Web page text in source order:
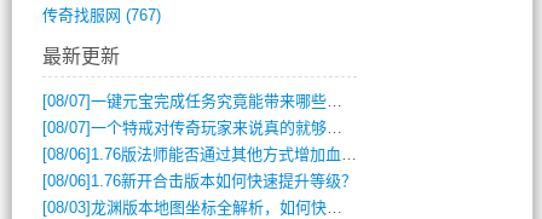
传奇找服网 (767)
最新更新
[08/07]一键元宝完成任务究竟能带来哪些超值优势？
[08/07]一个特戒对传奇玩家来说真的就够用了吗？
[08/06] 1.76版法师能否通过其他方式增加血量？
[08/06] 1.76新开合击版本如何快速提升等级？
[08/03]龙渊版本地图坐标全解析，如何快速定位BOSS位置？